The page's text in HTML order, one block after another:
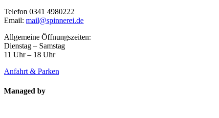
Telefon 0341 4980222
Email: mail@spinnerei.de
Allgemeine Öffnungszeiten:
Dienstag – Samstag
11 Uhr – 18 Uhr
Anfahrt & Parken
Managed by